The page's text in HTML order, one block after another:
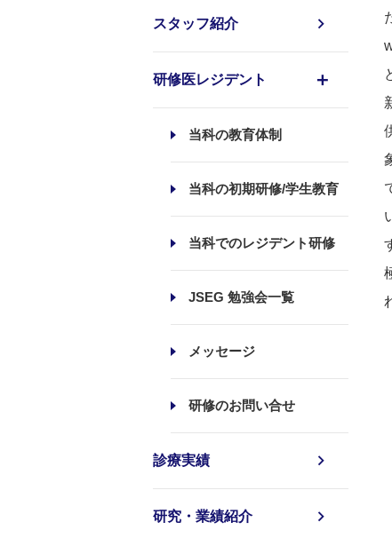
スタッフ紹介
研修医レジデント
当科の教育体制
当科の初期研修/学生教育
当科でのレジデント研修
JSEG 勉強会一覧
メッセージ
研修のお問い合せ
診療実績
研究・業績紹介